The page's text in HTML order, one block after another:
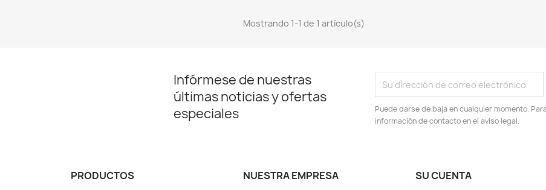
Mostrando 1-1 de 1 artículo(s)
Infórmese de nuestras
últimas noticias y ofertas
especiales
Puede darse de baja en cualquier momento.
información de contacto en el aviso legal.
PRODUCTOS NUESTRA EMPRESA SU CUENTA